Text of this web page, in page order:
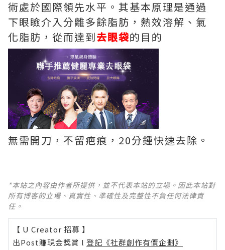
術處於國際領先水平。其基本原理是通過
下眼瞼介入分離多餘脂肪，熱效溶解、氣
化脂肪，從而達到去眼袋的目的
無需開刀，不留疤痕，20分鍾快速去除。
*本站之內容由作者所提供，並不代表本站的立場。因此本站對
所有博客的立場、真實性、準確性及完整性不負任何法律責
任。
【 U Creator 招募 】
出Post賺現金獎賞 l 登記《社群創作有價企劃》